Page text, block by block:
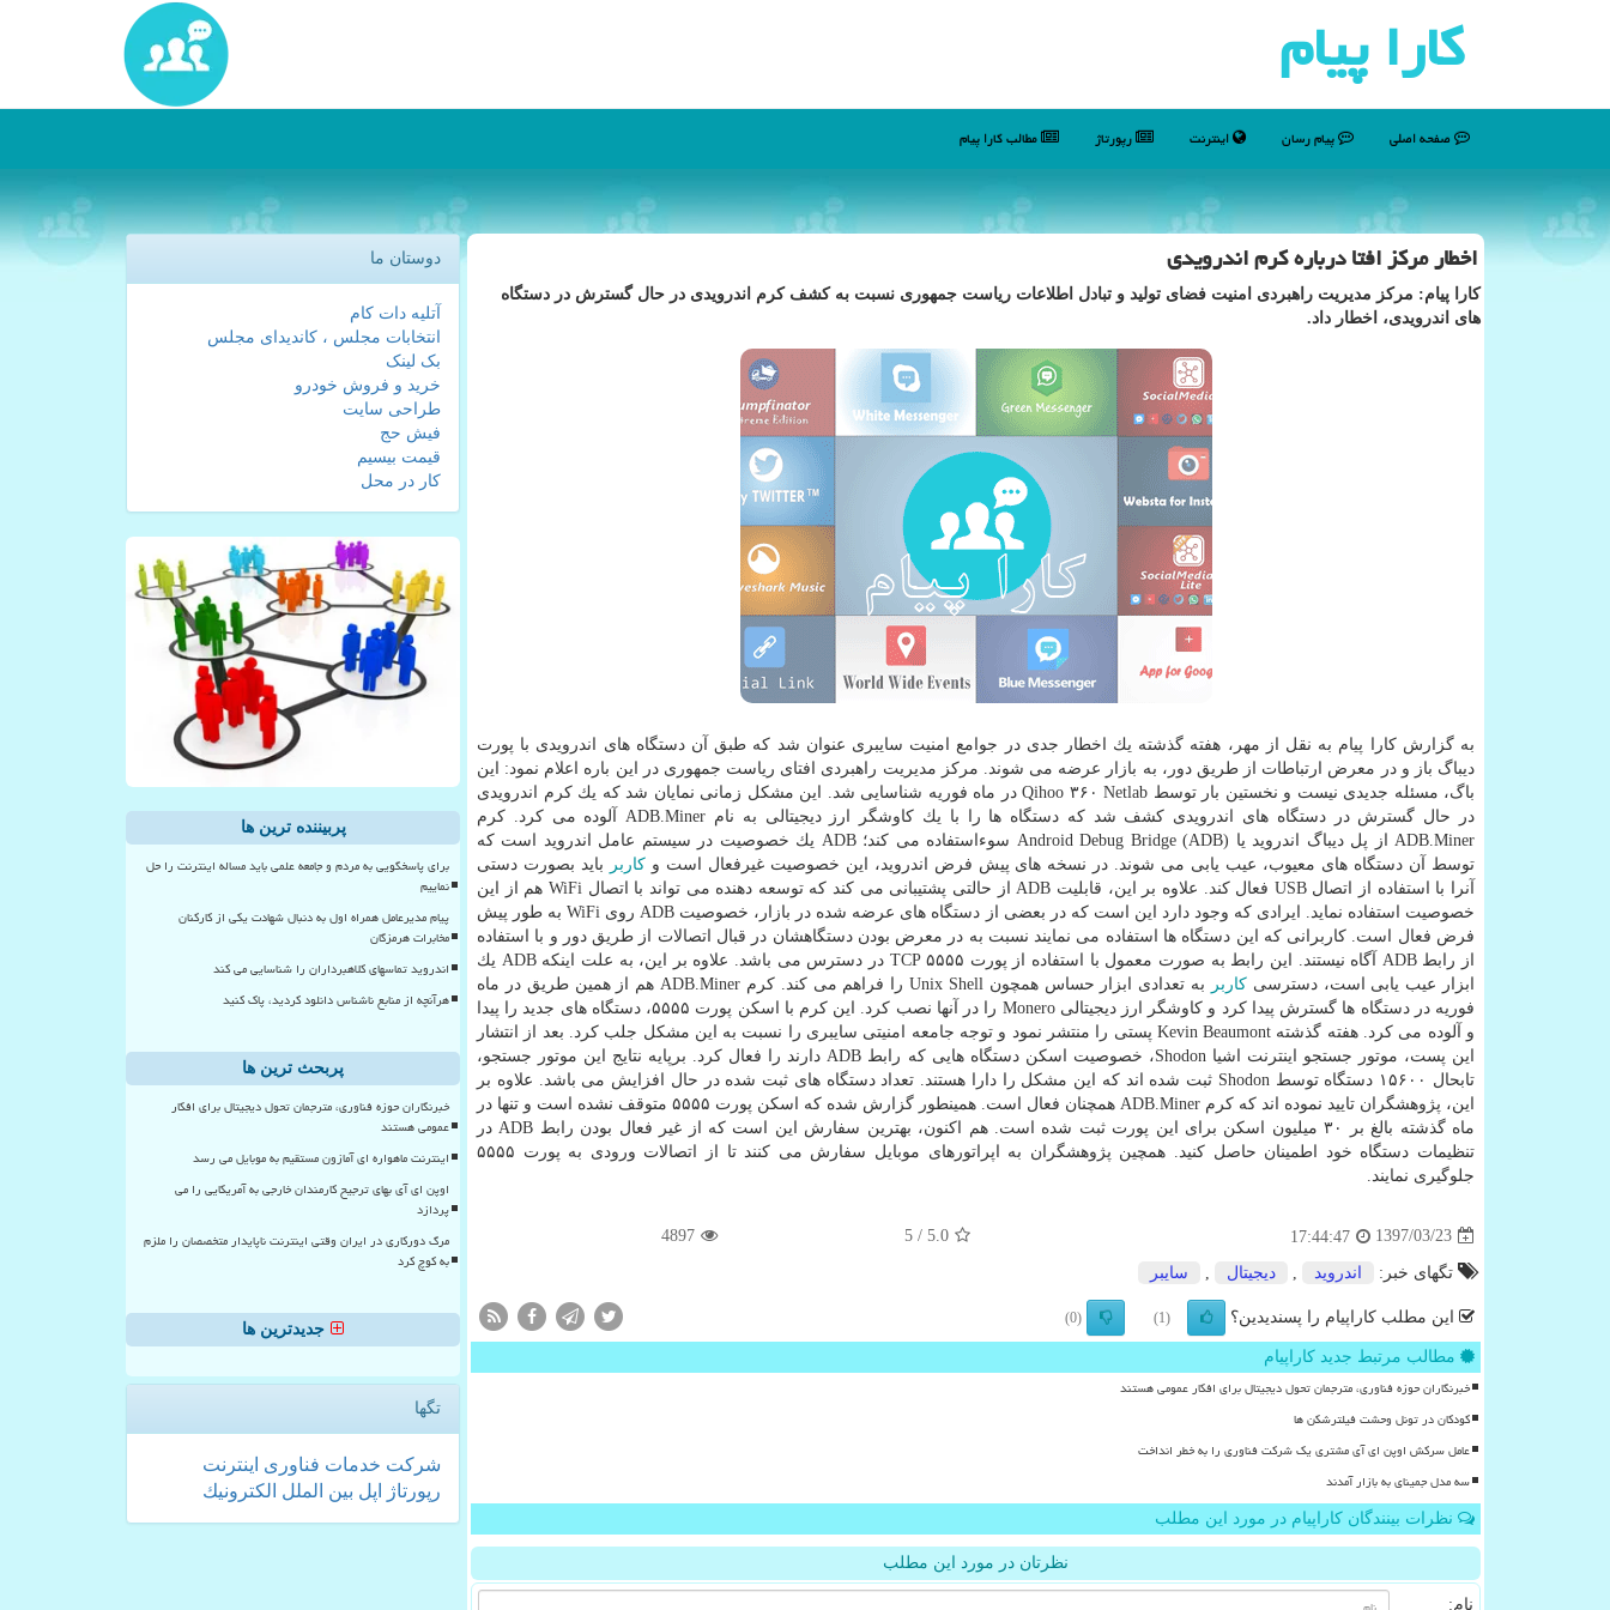
كارا پیام
صفحه اصلی پیام رسان اینترنت رپورتاژ مطالب كارا پیام
اخطار مركز افتا درباره كرم اندرویدی
كارا پیام: مركز مدیریت راهبردی امنیت فضای تولید و تبادل اطلاعات ریاست جمهوری نسبت به كشف كرم اندرویدی در حال گسترش در دستگاه
های اندرویدی، اخطار داد.
به گزارش كارا پیام به نقل از مهر، هفته گذشته یك اخطار جدی در جوامع امنیت سایبری عنوان شد كه طبق آن دستگاه های اندرویدی با پورت
دیباگ باز و در معرض ارتباطات از طریق دور، به بازار عرضه می شوند. مركز مدیریت راهبردی افتای ریاست جمهوری در این باره اعلام نمود: این
باگ، مسئله جدیدی نیست و نخستین بار توسط Qihoo ۳۶۰ Netlab در ماه فوریه شناسایی شد. این مشكل زمانی نمایان شد كه یك كرم اندرویدی
در حال گسترش در دستگاه های اندرویدی كشف شد كه دستگاه ها را با یك كاوشگر ارز دیجیتالی به نام ADB.Miner آلوده می كرد. كرم
ADB.Miner از پل دیباگ اندروید یا Android Debug Bridge (ADB) سوءاستفاده می كند؛ ADB یك خصوصیت در سیستم عامل اندروید است كه
توسط آن دستگاه های معیوب، عیب یابی می شوند. در نسخه های پیش فرض اندروید، این خصوصیت غیرفعال است وكاربر
باید بصورت دستی
آنرا با استفاده از اتصال USB فعال كند. علاوه بر این، قابلیت ADB از حالتی پشتیبانی می كند كه توسعه دهنده می تواند با اتصال WiFi هم از این
خصوصیت استفاده نماید. ایرادی كه وجود دارد این است كه در بعضی از دستگاه های عرضه شده در بازار، خصوصیت ADB روی WiFi به طور پیش
فرض فعال است. كاربرانی كه این دستگاه ها استفاده می نمایند نسبت به در معرض بودن دستگاهشان در قبال اتصالات از طریق دور و با استفاده
از رابط ADB آگاه نیستند. این رابط به صورت معمول با استفاده از پورت ۵۵۵۵ TCP در دسترس می باشد. علاوه بر این، به علت اینكه ADB یك
ابزار عیب یابی است، دسترسیكاربر
به تعدادی ابزار حساس همچون Unix Shell را فراهم می كند. كرم ADB.Miner هم از همین طریق در ماه
فوریه در دستگاه ها گسترش پیدا كرد و كاوشگر ارز دیجیتالی Monero را در آنها نصب كرد. این كرم با اسكن پورت ۵۵۵۵، دستگاه های جدید را پیدا
و آلوده می كرد. هفته گذشته Kevin Beaumont پستی را منتشر نمود و توجه جامعه امنیتی سایبری را نسبت به این مشكل جلب كرد. بعد از انتشار
این پست، موتور جستجو اینترنت اشیا Shodon، خصوصیت اسكن دستگاه هایی كه رابط ADB دارند را فعال كرد. برپایه نتایج این موتور جستجو،
تابحال ۱۵۶۰۰ دستگاه توسط Shodon ثبت شده اند كه این مشكل را دارا هستند. تعداد دستگاه های ثبت شده در حال افزایش می باشد. علاوه بر
این، پژوهشگران تایید نموده اند كه كرم ADB.Miner همچنان فعال است. همینطور گزارش شده كه اسكن پورت ۵۵۵۵ متوقف نشده است و تنها در
ماه گذشته بالغ بر ۳۰ میلیون اسكن برای این پورت ثبت شده است. هم اكنون، بهترین سفارش این است كه از غیر فعال بودن رابط ADB در
تنظیمات دستگاه خود اطمینان حاصل كنید. همچین پژوهشگران به اپراتورهای موبایل سفارش می كنند تا از اتصالات ورودی به پورت ۵۵۵۵
جلوگیری نمایند.
1397/03/23
17:44:47
5.0
/ 5
4897
تگهای خبر: اندروید دیجیتال سایبر
این مطلب کاراپیام را پسندیدین؟ (1)
(0)
مطالب مرتبط جدید کاراپیام
خبرنگاران حوزه فناوری، مترجمان تحول دیجیتال برای افکار عمومی هستند
کودکان در تونل وحشت فیلترشکن ها
عامل سرکش اوپن ای آی مشتری یک شرکت فناوری را به خطر انداخت
سه مدل جمینای به بازار آمدند
نظرات بینندگان کاراپیام در مورد این مطلب
نظرتان در مورد این مطلب
نام:
دوستان ما
آتلیه دات کام
انتخابات مجلس ، کاندیدای مجلس
بک لینک
خرید و فروش خودرو
طراحی سایت
فیش حج
قیمت بیسیم
کار در محل
پربیننده ترین ها
برای پاسخگویی به مردم و جامعه علمی باید مساله اینترنت را حل
نماییم
پیام مدیرعامل همراه اول به دنبال شهادت یکی از کارکنان
مخابرات هرمزگان
اندروید تماسهای کلاهبرداران را شناسایی می کند
هرآنچه از منابع ناشناس دانلود کردید، پاک کنید
پربحث ترین ها
خبرنگاران حوزه فناوری، مترجمان تحول دیجیتال برای افکار
عمومی هستند
اینترنت ماهواره ای آمازون مستقیم به موبایل می رسد
اوپن ای آی بهای ترجیح کارمندان خارجی به آمریکایی را می
پردازد
مرگ دورکاری در ایران وقتی اینترنت ناپایدار متخصصان را ملزم
به کوچ کرد
جدیدترین ها
تگها
شركت خدمات فناوری اینترنت
رپورتاژ
اپل بین الملل الكترونیك